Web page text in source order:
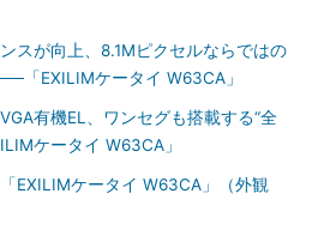
スが向上、8.1Mピクセルならではの
「EXILIMケータイ W63CA」
有機EL、ワンセグも搭載する“全
ケータイ W63CA」
EXILIMケータイ W63CA」（外観